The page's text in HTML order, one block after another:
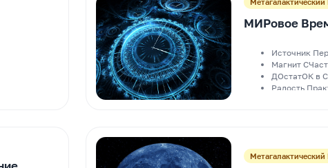
МИРовое
Источник
Магнит
ДОстатОК в
Радость